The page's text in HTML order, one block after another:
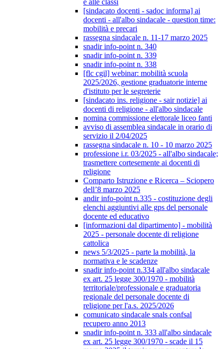
e alle classi
[sindacato docenti - sadoc informa] ai
docenti - all'albo sindacale - question time:
mobilità e precari
rassegna sindacale n. 11-17 marzo 2025
snadir info-point n. 340
snadir info-point n. 339
snadir info-point n. 338
[flc cgil] webinar: mobilità scuola
2025/2026, gestione graduatorie interne
d'istituto per le segreterie
[sindacato ins. religione - sair notizie] ai
docenti di religione - all'albo sindacale
nomina commissione elettorale liceo fanti
avviso di assemblea sindacale in orario di
servizio il 2/04/2025
rassegna sindacale n. 10 - 10 marzo 2025
professione i.r. 03/2025 - all'albo sindacale;
trasmettere cortesemente ai docenti di
religione
Comparto Istruzione e Ricerca – Sciopero
dell’8 marzo 2025
andir info-point n.335 - costituzione degli
elenchi aggiuntivi alle gps del personale
docente ed educativo
[informazioni dal dipartimento] - mobilità
2025 - personale docente di religione
cattolica
news 5/3/2025 - parte la mobilità, la
normativa e le scadenze
snadir info-point n.334 all'albo sindacale
ex art. 25 legge 300/1970 - mobilità
territoriale/professionale e graduatoria
regionale del personale docente di
religione per l'a.s. 2025/2026
comunicato sindacale snals confsal
recupero anno 2013
snadir info-point n. 333 all'albo sindacale
ex art. 25 legge 300/1970 - scade il 15